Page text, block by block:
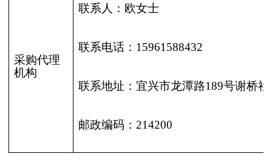
采购代理
机构
联系人： 欧女士
联系电话： 15961588432
联系地址： 宜兴市龙潭路189号谢桥
邮政编码： 214200